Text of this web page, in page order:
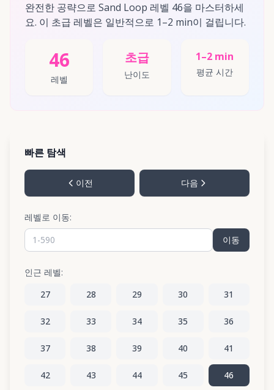
완전한 공략으로 Sand Loop 레벨 46을 마스터하세
요. 이 초급 레벨은 일반적으로 1–2 min이 걸립니다.
46
레벨
초급
난이도
1–2 min
평균 시간
빠른 탐색
이전 다음
레벨로 이동:
이동
인근 레벨:
27
28 29 30 31
32 33 34 35 36
37 38 39 40 41
42 43 44 45 46